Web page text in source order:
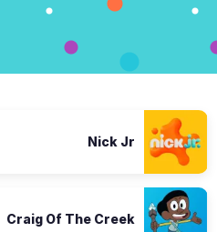
Nick Jr
Craig Of The Creek